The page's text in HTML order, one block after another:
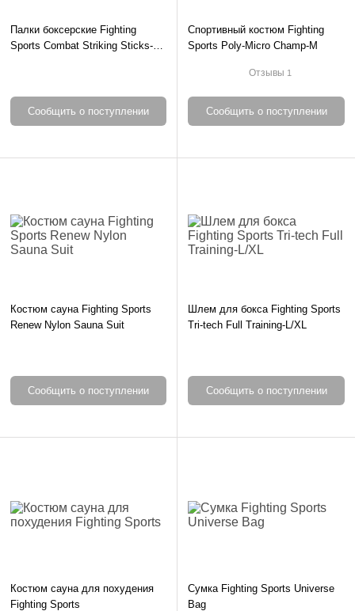
Палки боксерские Fighting
Sports Combat Striking Sticks-
Сообщить о поступлении
Спортивный костюм Fighting
Sports Poly-Micro Champ-M
Отзывы 1
Сообщить о поступлении
Костюм сауна Fighting Sports
Renew Nylon Sauna Suit
Сообщить о поступлении
Шлем для бокса Fighting Sports
Tri-tech Full Training-L/XL
Сообщить о поступлении
Костюм сауна для похудения
Fighting Sports
Сумка Fighting Sports Universe
Bag